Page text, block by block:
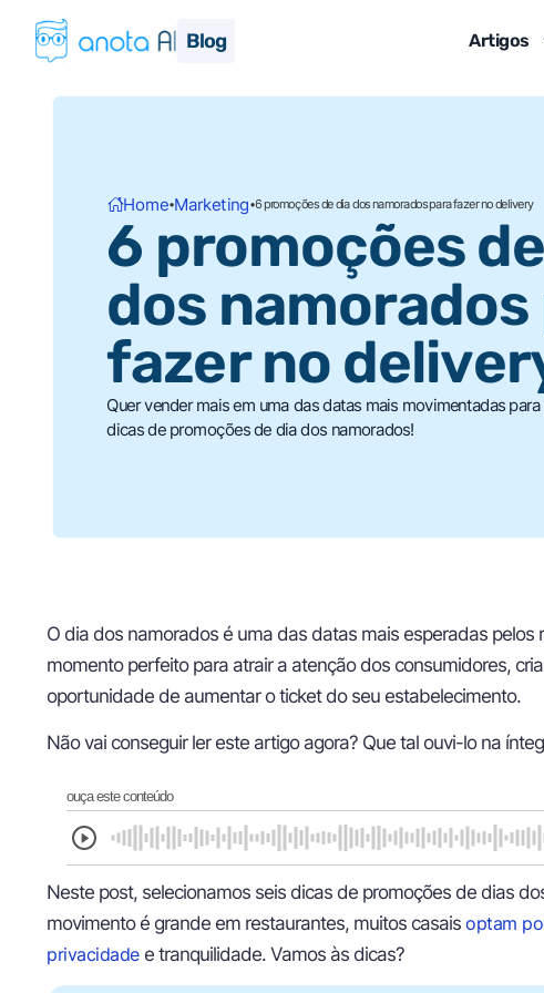
Blog Artigos
Home•Marketing•6 promoções de dia dos namorados para fazer no delivery
6 promoções
dos namorados
fazer no
Quer vender mais em uma das datas mais movimentadas
dicas de promoções de dia dos namorados!
O dia dos namorados é uma das datas mais esperadas pelos
momento perfeito para atrair a atenção dos consumidores,
oportunidade de aumentar o ticket do seu estabelecimento.
Não vai conseguir ler este artigo agora? Que tal ouvi-lo na
ouça este conteúdo
Neste post, selecionamos seis dicas de promoções de dias
movimento é grande em restaurantes, muitos casais optam
privacidadee tranquilidade. Vamos às dicas?